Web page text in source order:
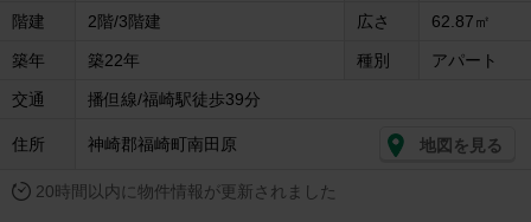
階建 2階/3階建 広さ 62.87㎡
築年 築22年 種別 アパート
交通 播但線/福崎駅徒歩39分
住所 神崎郡福崎町南田原 地図を見る
20時間以内に物件情報が更新されました